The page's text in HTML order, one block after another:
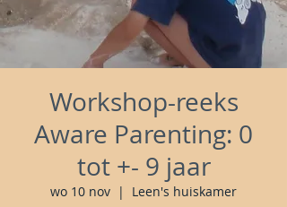
Workshop-reeks
Aware Parenting: 0
tot +- 9 jaar
wo 10 nov
  |
Leen's huiskamer